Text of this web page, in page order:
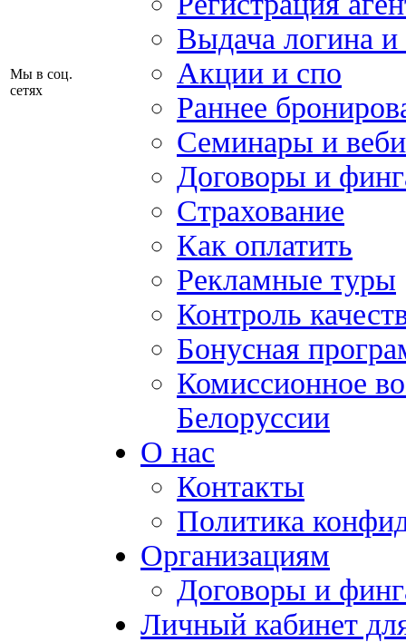
Мы в соц.
сетях
Выдача логина и
Акции и спо
Раннее
Семинары и
Договоры и
Страхование
Как оплатить
Рекламные туры
Контроль
Бонусная
Комиссионное
Белоруссии
О нас
Контакты
Политика
Организациям
Договоры и
Личный кабинет